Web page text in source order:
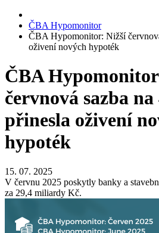
ČBA Hypomonitor
ČBA Hypomonitor: Nižší
oživení nových hypoték
ČBA
červnová sazba
přinesla oživení
hypoték
15. 07. 2025
V červnu 2025 poskytly banky a
za 29,4 miliardy Kč.